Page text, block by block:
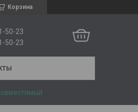
Корзина
50-23
50-23